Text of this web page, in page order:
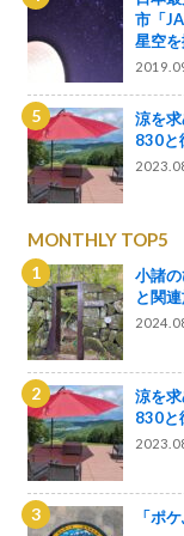
市「
星空を
涼を
830と
MONTHLY TOP5
小諸の
と関
涼を
830と
「ポ